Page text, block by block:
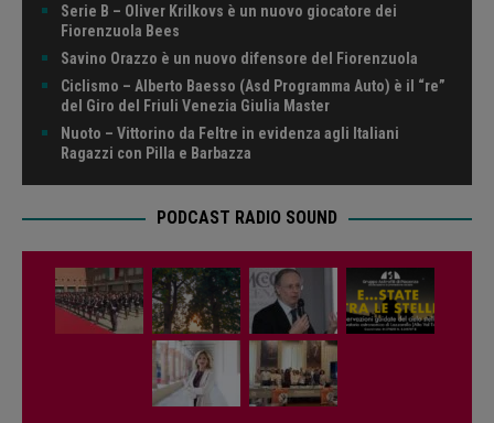
Serie B – Oliver Krilkovs è un nuovo giocatore dei
Fiorenzuola Bees
Savino Orazzo è un nuovo difensore del Fiorenzuola
Ciclismo – Alberto Baesso (Asd Programma Auto) è il “re”
del Giro del Friuli Venezia Giulia Master
Nuoto – Vittorino da Feltre in evidenza agli Italiani
Ragazzi con Pilla e Barbazza
PODCAST RADIO SOUND